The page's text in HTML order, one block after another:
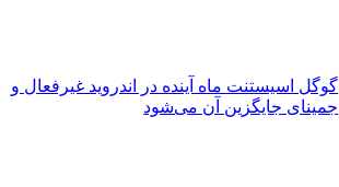
گوگل اسیستنت ماه آینده در اندروید غیرفعال و
جمینای جایگزین آن می‌شود